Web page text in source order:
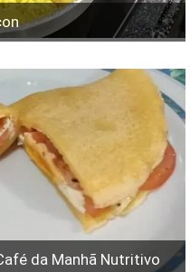
da Manhã Nutritivo